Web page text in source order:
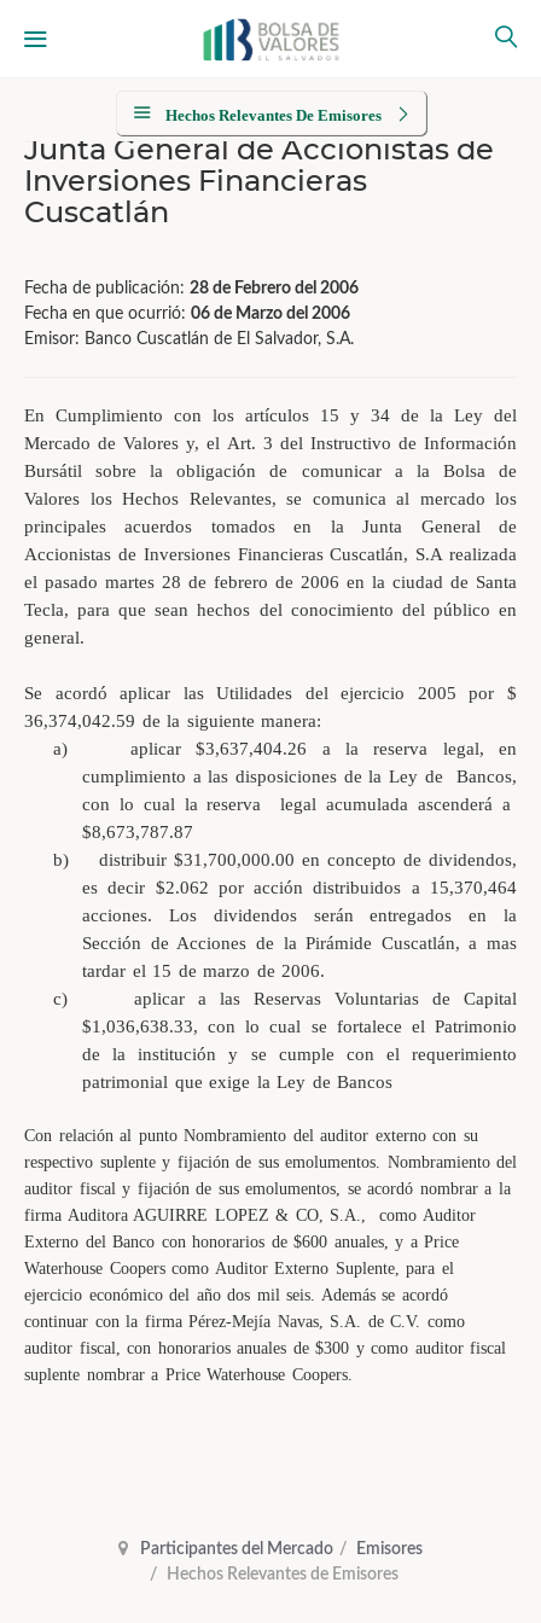
Hechos Relevantes De Emisores
Junta General de Accionistas de
Inversiones Financieras
Cuscatlán
Fecha de publicación: 28 de Febrero del 2006
Fecha en que ocurrió: 06 de Marzo del 2006
Emisor: Banco Cuscatlán de El Salvador, S.A.
En Cumplimiento con los artículos 15 y 34 de la Ley del
Mercado de Valores y, el Art. 3 del Instructivo de Información
Bursátil sobre la obligación de comunicar a la Bolsa de
Valores los Hechos Relevantes, se comunica al mercado los
principales acuerdos tomados en la Junta General de
Accionistas de Inversiones Financieras Cuscatlán, S.A realizada
el pasado martes 28 de febrero de 2006 en la ciudad de Santa
Tecla, para que sean hechos del conocimiento del público en
general.
Se acordó aplicar las Utilidades del ejercicio 2005 por $
36,374,042.59 de la siguiente manera:
a)
aplicar $3,637,404.26 a la reserva legal, en
cumplimiento a las disposiciones de la Ley de
Bancos,
con lo cual la reserva
legal acumulada ascenderá a
$8,673,787.87
b)
distribuir $31,700,000.00 en concepto de dividendos,
es decir $2.062 por acción distribuidos a 15,370,464
acciones. Los dividendos serán entregados en la
Sección de Acciones de la Pirámide Cuscatlán, a mas
tardar el 15 de marzo de 2006.
c)
aplicar a las Reservas Voluntarias de Capital
$1,036,638.33, con lo cual se fortalece el Patrimonio
de la institución y se cumple con el requerimiento
patrimonial que exige la Ley de Bancos
Con relación al punto Nombramiento del auditor externo con su
respectivo suplente y fijación de sus emolumentos. Nombramiento del
auditor fiscal y fijación de sus emolumentos, se acordó nombrar a la
firma Auditora AGUIRRE LOPEZ & CO, S.A.,
como Auditor
Externo del Banco con honorarios de $600 anuales, y a Price
Waterhouse Coopers como Auditor Externo Suplente, para el
ejercicio económico del año dos mil seis. Además se acordó
continuar con la firma Pérez-Mejía Navas, S.A. de C.V. como
auditor fiscal, con honorarios anuales de $300 y como auditor fiscal
suplente nombrar a Price Waterhouse Coopers.
Participantes del Mercado
Emisores
Hechos Relevantes de Emisores